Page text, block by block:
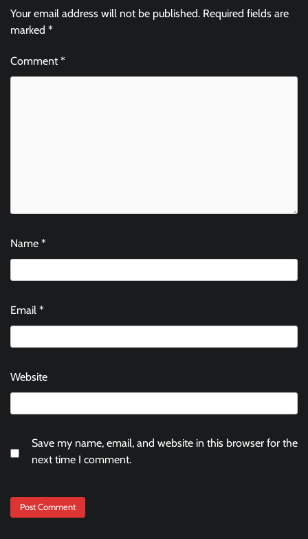
Your email address will not be published. Required fields are
marked *
Comment*
Name *
Email *
Website
Save my name, email, and website in this browser for the
next time I comment.